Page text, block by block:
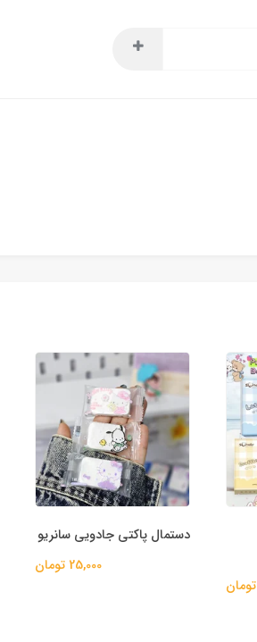
دستمال پاکتی جادویی سانریو
25,000 تومان